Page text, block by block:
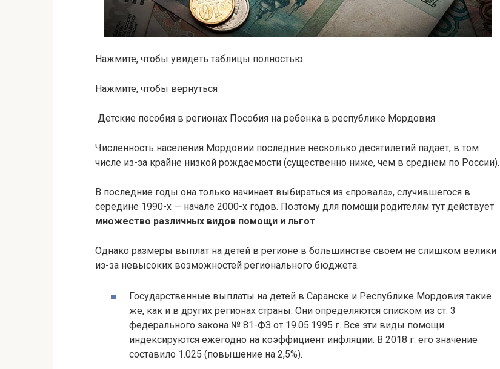
Нажмите, чтобы увидеть таблицы полностью
Нажмите, чтобы вернуться
Детские пособия в регионах Пособия на ребенка в республике Мордовия
Численность населения Мордовии последние несколько десятилетий падает, в том
числе из-за крайне низкой рождаемости (существенно ниже, чем в среднем по России).
В последние годы она только начинает выбираться из «провала», случившегося в
середине 1990-х — начале 2000-х годов. Поэтому для помощи родителям тут действует
множество различных видов помощи и льгот.
Однако размеры выплат на детей в регионе в большинстве своем не слишком велики
из-за невысоких возможностей регионального бюджета.
Государственные выплаты на детей в Саранске и Республике Мордовия такие
же, как и в других регионах страны. Они определяются списком из ст. 3
федерального закона № 81-ФЗ от 19.05.1995 г. Все эти виды помощи
индексируются ежегодно на коэффициент инфляции. В 2018 г. его значение
составило 1.025 (повышение на 2,5%).